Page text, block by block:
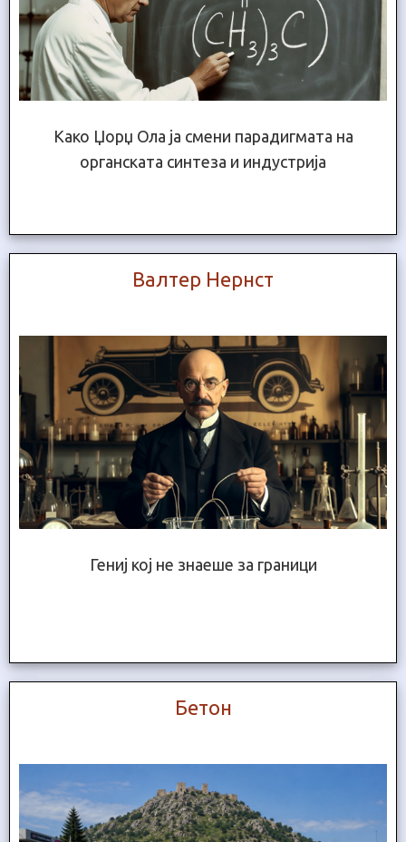
Како Џорџ Ола ја смени парадигмата на
органската синтеза и индустрија
Валтер Нернст
Гениј кој не знаеше за граници
Бетон